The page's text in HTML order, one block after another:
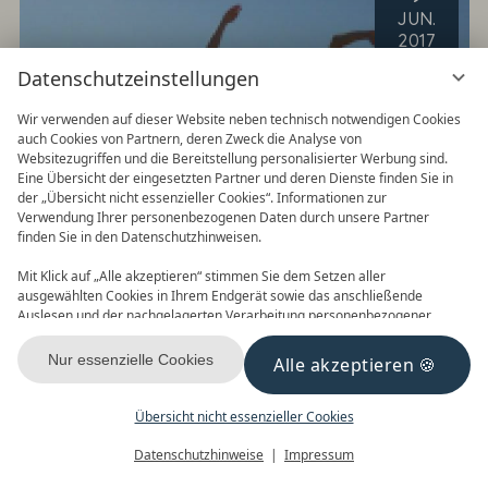
Datenschutzeinstellungen
Wir verwenden auf dieser Website neben technisch notwendigen Cookies
auch Cookies von Partnern, deren Zweck die Analyse von
Websitezugriffen und die Bereitstellung personalisierter Werbung sind.
Eine Übersicht der eingesetzten Partner und deren Dienste finden Sie in
der „Übersicht nicht essenzieller Cookies“. Informationen zur
Verwendung Ihrer personenbezogenen Daten durch unsere Partner
finden Sie in den Datenschutzhinweisen.
Mit Klick auf „Alle akzeptieren“ stimmen Sie dem Setzen aller
ausgewählten Cookies in Ihrem Endgerät sowie das anschließende
Auslesen und der nachgelagerten Verarbeitung personenbezogener
Daten (z.B. Ihrer IP-Adresse) durch uns und unseren Partnern zu. Falls
Sie damit nicht einverstanden sind, klicken Sie bitte auf „Nur essenzielle
Cookies“. Eine individuelle Auswahl können Sie unter „Übersicht nicht
essenzieller Cookies“ tätigen. Sie können Ihre Auswahl im Fußbereich
dieser Website oder in den Datenschutzhinweisen jederzeit aufrufen und
Alle akzeptieren
Nur essenzielle Cookies
Übersicht nicht essenzieller Cookies
Datenschutzhinweise Impressum
GutscheineBuchen
JUN.
2017
GESUNDHEIT UND
WELLNESS
stehen bei uns hoch im Kurs Auch DAS AHLBECK
DAS AHLBECK HOTEL & SPA